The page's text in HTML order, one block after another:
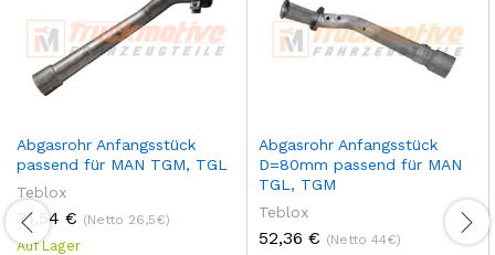
Abgasrohr Anfangsstück
passend für MAN TGM, TGL
Teblox
31,54 € (Netto 26,5€)
Auf Lager
Abgasrohr Anfangsstück
D=80mm passend für MAN
TGL, TGM
Teblox
52,36 € (Netto 44€)